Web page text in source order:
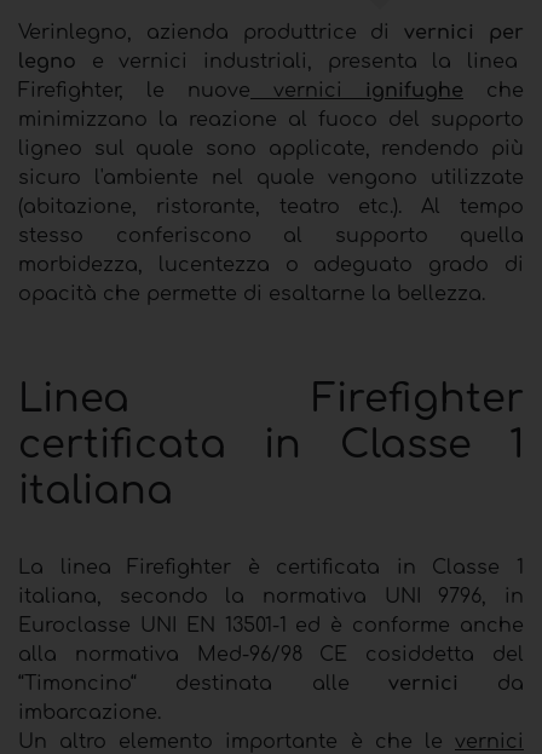
Verinlegno, azienda produttrice divernici per
legno e vernici industriali, presenta la linea
Firefighter, le nuove
vernici ignifughe
che
minimizzano la reazione al fuoco del supporto
ligneo sul quale sono applicate, rendendo più
sicuro l'ambiente nel quale vengono utilizzate
(abitazione, ristorante, teatro etc.). Al tempo
stesso conferiscono al supporto quella
morbidezza, lucentezza o adeguato grado di
opacità che permette di esaltarne la bellezza.
Linea Firefighter
certificata in Classe 1
italiana
La linea Firefighter è certificata in Classe 1
italiana, secondo la normativa UNI 9796, in
Euroclasse UNI EN 13501-1 ed è conforme anche
alla normativa Med-96/98 CE cosiddetta del
“Timoncino“ destinata alle vernici da
imbarcazione.
Un altro elemento importante è che le vernici